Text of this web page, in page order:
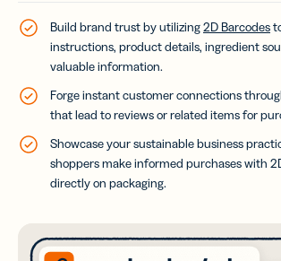
Build brand trust by utilizing2D Barcodes
instructions, product details, ingredient
valuable information.
Forge instant customer connections
that lead to reviews or related items for
Showcase your sustainable business
shoppers make informed purchases with
directly on packaging.